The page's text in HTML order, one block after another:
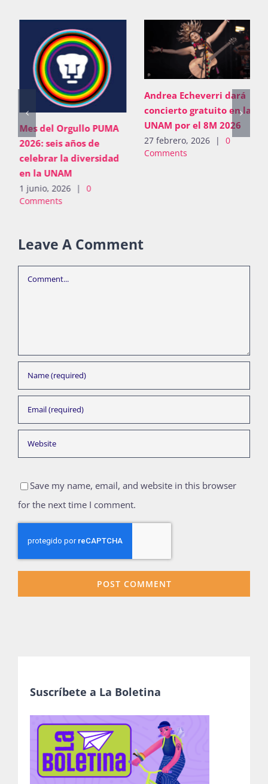
Mes del Orgullo PUMA
2026: seis años de
celebrar la diversidad
en la UNAM
1 junio, 2026 | 0
Comments
Andrea Echeverri dará
concierto gratuito en la
UNAM por el 8M 2026
27 febrero, 2026 |
0
Comments
Leave A Comment
Comment
Save my name, email, and website in this browser
for the next time I comment.
Suscríbete a La Boletina